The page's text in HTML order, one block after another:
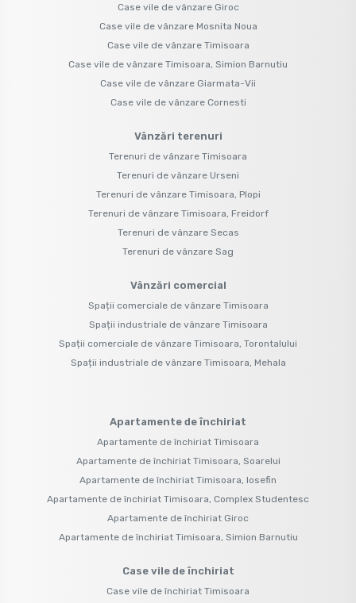
Case vile de vânzare Giroc
Case vile de vânzare Mosnita Noua
Case vile de vânzare Timisoara
Case vile de vânzare Timisoara, Simion Barnutiu
Case vile de vânzare Giarmata-Vii
Case vile de vânzare Cornesti
Vânzări terenuri
Terenuri de vânzare Timisoara
Terenuri de vânzare Urseni
Terenuri de vânzare Timisoara, Plopi
Terenuri de vânzare Timisoara, Freidorf
Terenuri de vânzare Secas
Terenuri de vânzare Sag
Vânzări comercial
Spații comerciale de vânzare Timisoara
Spații industriale de vânzare Timisoara
Spații comerciale de vânzare Timisoara, Torontalului
Spații industriale de vânzare Timisoara, Mehala
Apartamente de închiriat
Apartamente de închiriat Timisoara
Apartamente de închiriat Timisoara, Soarelui
Apartamente de închiriat Timisoara, Iosefin
Apartamente de închiriat Timisoara, Complex Studentesc
Apartamente de închiriat Giroc
Apartamente de închiriat Timisoara, Simion Barnutiu
Case vile de închiriat
Case vile de închiriat Timisoara